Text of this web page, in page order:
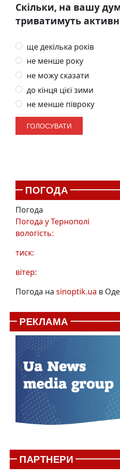
Скільки, на вашу
триватимуть
ще декілька років
не менше року
не можу сказати
до кінця цієї зими
не менше півроку
ПОГОДА
Погода
Погода уТернополі
вологість:
тиск:
вітер:
Погода на sinoptik.ua в
РЕКЛАМА
ПАРТНЕРИ